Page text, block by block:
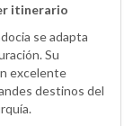
itinerario
se adapta
Su
excelente
destinos del